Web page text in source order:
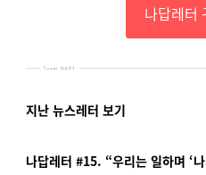
나답레터
지난 뉴스레터 보기
나답레터 #15. “우리는 일하며 ‘